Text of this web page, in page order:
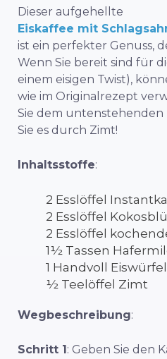
Dieser aufgehellte
Eiskaffee mit
ist ein perfekter Genuss,
Wenn Sie bereit sind für
einem eisigen Twist),
wie im Originalrezept
Sie dem
Sie es durch Zimt!
Inhaltsstoffe:
2 Esslöffel
2 Esslöffel
2 Esslöffel
1½ Tassen
1 Handvoll Eiswürfel
½ Teelöffel Zimt
Wegbeschreibung:
Schritt 1 : Geben Sie den